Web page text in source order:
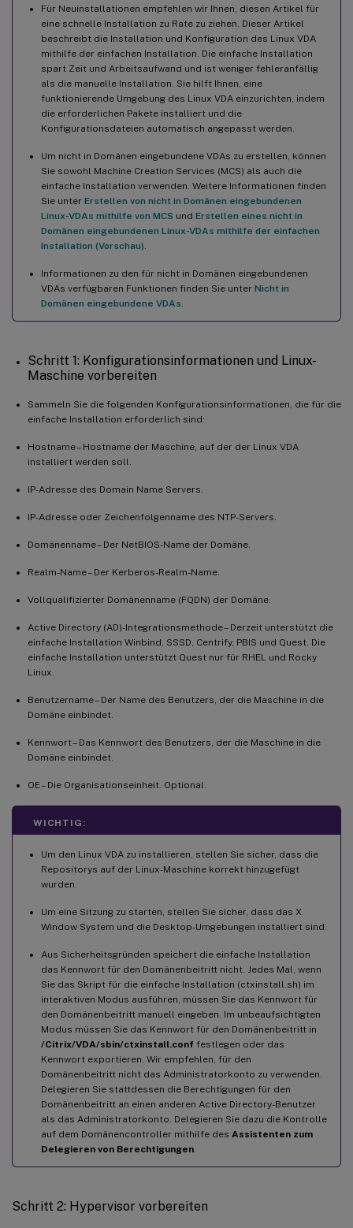
Für Neuinstallationen empfehlen wir Ihnen, diesen Artikel für
eine schnelle Installation zu Rate zu ziehen. Dieser Artikel
beschreibt die Installation und Konfiguration des Linux VDA
mithilfe der einfachen Installation. Die einfache Installation
spart Zeit und Arbeitsaufwand und ist weniger fehleranfällig
als die manuelle Installation. Sie hilft Ihnen, eine
funktionierende Umgebung des Linux VDA einzurichten, indem
die erforderlichen Pakete installiert und die
Konfigurationsdateien automatisch angepasst werden.
Um nicht in Domänen eingebundene VDAs zu erstellen, können
Sie sowohl Machine Creation Services (MCS) als auch die
einfache Installation verwenden. Weitere Informationen finden
Sie unter Erstellen von nicht in Domänen eingebundenen
Linux-VDAs mithilfe von MCS und Erstellen eines nicht in
Domänen eingebundenen Linux-VDAs mithilfe der einfachen
Installation (Vorschau)
Informationen zu den für nicht in Domänen eingebundenen
VDAs verfügbaren Funktionen finden Sie unter Nicht in
Domänen eingebundene VDAs
Schritt 1: Konfigurationsinformationen und Linux-
Maschine vorbereiten
Sammeln Sie die folgenden Konfigurationsinformationen, die für die
einfache Installation erforderlich sind:
Hostname – Hostname der Maschine, auf der der Linux VDA
installiert werden soll.
IP-Adresse des Domain Name Servers.
IP-Adresse oder Zeichenfolgenname des NTP-Servers.
Domänenname – Der NetBIOS-Name der Domäne.
Realm-Name – Der Kerberos-Realm-Name.
Vollqualifizierter Domänenname (FQDN) der Domäne.
Active Directory (AD)-Integrationsmethode – Derzeit unterstützt die
einfache Installation Winbind, SSSD, Centrify, PBIS und Quest. Die
einfache Installation unterstützt Quest nur für RHEL und Rocky
Linux.
Benutzername – Der Name des Benutzers, der die Maschine in die
Domäne einbindet.
Kennwort – Das Kennwort des Benutzers, der die Maschine in die
Domäne einbindet.
OE – Die Organisationseinheit. Optional.
WICHTIG:
Um den Linux VDA zu installieren, stellen Sie sicher, dass die
Repositorys auf der Linux-Maschine korrekt hinzugefügt
wurden.
Um eine Sitzung zu starten, stellen Sie sicher, dass das X
Window System und die Desktop-Umgebungen installiert sind.
Aus Sicherheitsgründen speichert die einfache Installation
das Kennwort für den Domänenbeitritt nicht. Jedes Mal, wenn
Sie das Skript für die einfache Installation (ctxinstall.sh) im
interaktiven Modus ausführen, müssen Sie das Kennwort für
den Domänenbeitritt manuell eingeben. Im unbeaufsichtigten
Modus müssen Sie das Kennwort für den Domänenbeitritt in
/Citrix/VDA/sbin/ctxinstall.conf festlegen oder das
Kennwort exportieren. Wir empfehlen, für den
Domänenbeitritt nicht das Administratorkonto zu verwenden.
Delegieren Sie stattdessen die Berechtigungen für den
Domänenbeitritt an einen anderen Active Directory-Benutzer
als das Administratorkonto. Delegieren Sie dazu die Kontrolle
auf dem Domänencontroller mithilfe des Assistenten zum
Delegieren von Berechtigungen
Schritt 2: Hypervisor vorbereiten
Beitritt zu einer Domäne mit SSSD schlägt fehl
Ubuntu-Desktopsitzungen zeigen einen grauen Bildschirm an
Versuche, Ubuntu-Desktopsitzungen zu starten, schlagen
aufgrund eines fehlenden Home-Verzeichnisses fehl
Sitzung startet nicht oder endet schnell mit dbus-Fehler
Verzeichnis